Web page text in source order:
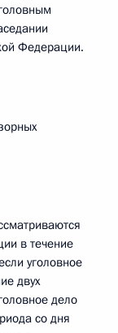
Федерации.
в течение
уголовное
двух
дело
со дня